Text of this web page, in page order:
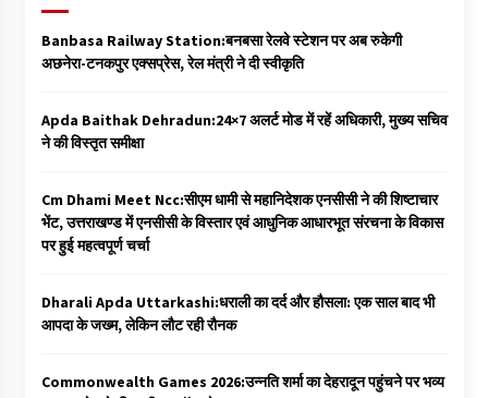
Banbasa Railway Station:बनबसा रेलवे स्टेशन पर अब रुकेगी
अछनेरा-टनकपुर एक्सप्रेस, रेल मंत्री ने दी स्वीकृति
Apda Baithak Dehradun:24×7 अलर्ट मोड में रहें अधिकारी, मुख्य सचिव
ने की विस्तृत समीक्षा
Cm Dhami Meet Ncc:सीएम धामी से महानिदेशक एनसीसी ने की शिष्टाचार
भेंट, उत्तराखण्ड में एनसीसी के विस्तार एवं आधुनिक आधारभूत संरचना के विकास
पर हुई महत्वपूर्ण चर्चा
Dharali Apda Uttarkashi:धराली का दर्द और हौसला: एक साल बाद भी
आपदा के जख्म, लेकिन लौट रही रौनक
Commonwealth Games 2026:उन्नति शर्मा का देहरादून पहुंचने पर भव्य